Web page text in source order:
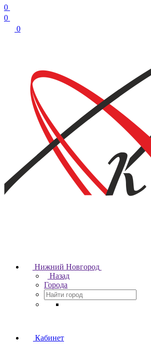
0
0
0
Нижний Новгород
Назад
Города
Кабинет